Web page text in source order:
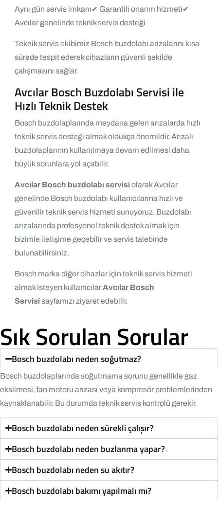
Aynı gün servis imkanı✔ Garantili onarım hizmeti✔
Avcılar genelinde teknik servis desteği
Teknik servis ekibimiz Bosch buzdolabı arızalarını kısa
sürede tespit ederek cihazların güvenli şekilde
çalışmasını sağlar.
Avcılar Bosch Buzdolabı Servisi ile
Hızlı Teknik Destek
Bosch buzdolaplarında meydana gelen arızalarda hızlı
teknik servis desteği almak oldukça önemlidir. Arızalı
buzdolaplarının kullanılmaya devam edilmesi daha
büyük sorunlara yol açabilir.
Avcılar Bosch buzdolabı servisiolarak Avcılar
genelinde Bosch buzdolabı kullanıcılarına hızlı ve
güvenilir teknik servis hizmeti sunuyoruz. Buzdolabı
arızalarında profesyonel teknik destek almak için
bizimle iletişime geçebilir ve servis talebinde
bulunabilirsiniz.
Bosch marka diğer cihazlar için teknik servis hizmeti
almak isteyen kullanıcılarAvcılar Bosch
Servisisayfamızı ziyaret edebilir.
Sık Sorulan Sorular
Bosch buzdolabı neden soğutmaz?
Bosch buzdolaplarında soğutmama sorunu genellikle gaz
eksilmesi, fan motoru arızası veya kompresör problemlerinden
kaynaklanabilir. Bu durumda teknik servis kontrolü gerekir.
Bosch buzdolabı neden sürekli çalışır?
Bosch buzdolabı neden buzlanma yapar?
Bosch buzdolabı neden su akıtır?
Bosch buzdolabı bakımı yapılmalı mı?